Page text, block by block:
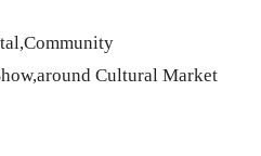
Cultural Market